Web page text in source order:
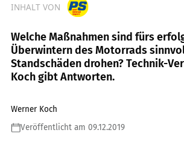
INHALT VON
Welche Maßnahmen sind fürs
Überwintern des Motorrads
Standschäden drohen? Technik-
Koch gibt Antworten.
Werner Koch
Veröffentlicht am 09.12.2019